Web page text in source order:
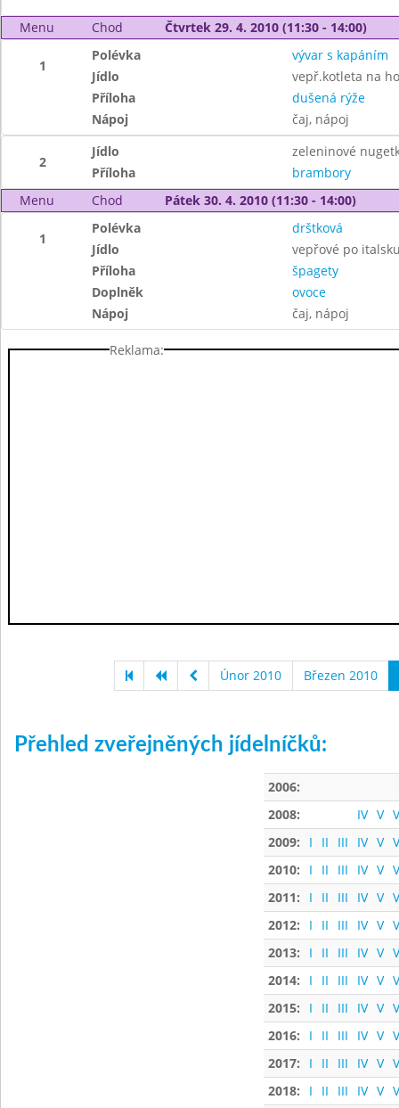
Menu Chod Čtvrtek 29. 4. 2010 (11:30 - 14:00)
1
Polévka
vývar s kapáním
Jídlo
vepř.kotleta na
Příloha
dušená rýže
Nápoj
čaj, nápoj
2
Jídlo
zeleninové
Příloha
brambory
Menu
Chod Pátek 30. 4. 2010 (11:30 - 14:00)
1
Polévka
drštková
Jídlo
vepřové po
Příloha
špagety
Doplněk
ovoce
Nápoj
čaj, nápoj
Reklama:
Únor 2010 Březen 2010
Přehled zveřejněných jídelníčků:
2006:
2008:
IV V
2009:
I II III IV V
2010:
I II III IV V
2011:
I II III IV V
2012:
I II III IV V
2013:
I II III IV V
2014:
I II III IV V
2015:
I II III IV V
2016:
I II III IV V
2017:
I II III IV V
2018:
I II III IV V